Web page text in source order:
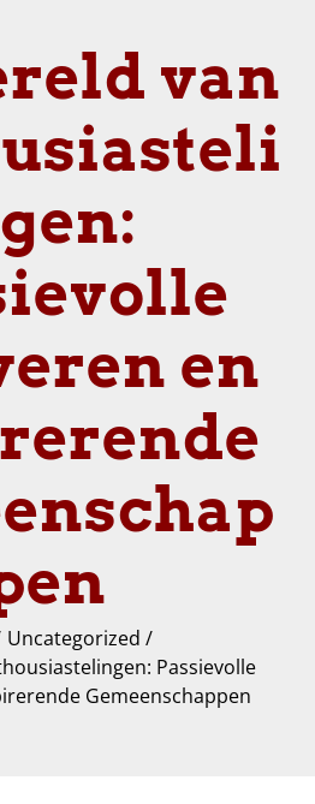
van
en
Uncategorized
Passievolle
Gemeenschappen